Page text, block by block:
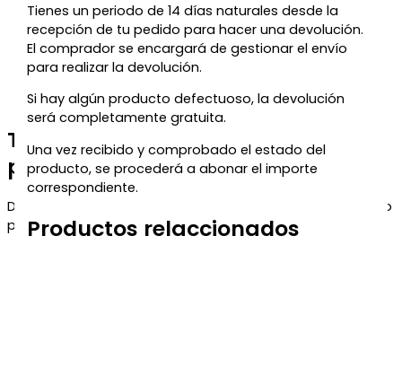
Tienes un periodo de 14 días naturales desde la
recepción de tu pedido para hacer una devolución.
El comprador se encargará de gestionar el envío
para realizar la devolución.
Si hay algún producto defectuoso, la devolución
será completamente gratuita.
Una vez recibido y comprobado el estado del
producto, se procederá a abonar el importe
correspondiente.
Productos relaccionados
Te regalamos un 5% de descuento
para tu próxima compra
Déjanos tu correo y te enviaremos el código de descuento
para que puedas aprovecharlo en tu próximo pedido.